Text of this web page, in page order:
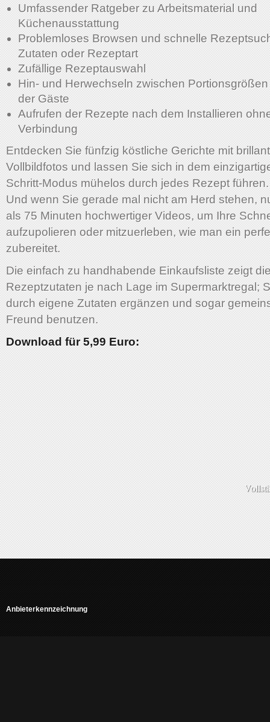
Umfassender Ratgeber zu Arbeitsmaterial und
Küchenausstattung
Problemloses Browsen und schnelle
Zutaten oder Rezeptart
Zufällige Rezeptauswahl
Hin- und Herwechseln zwischen
der Gäste
Aufrufen der Rezepte nach dem Installieren
Verbindung
Entdecken Sie fünfzig köstliche Gerichte mit
Vollbildfotos und lassen Sie sich in dem
Schritt-Modus mühelos durch jedes Rezept führen.
Und wenn Sie gerade mal nicht am Herd stehen,
als 75 Minuten hochwertiger Videos, um Ihre
aufzupolieren oder mitzuerleben, wie man ein
zubereitet.
Die einfach zu handhabende Einkaufsliste zeigt
Rezeptzutaten je nach Lage im Supermarktregal;
durch eigene Zutaten ergänzen und sogar
Freund benutzen.
Download für 5,99 Euro:
Anbieterkennzeichnung